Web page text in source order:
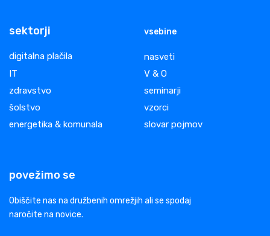
sektorji
digitalna plačila
IT
zdravstvo
šolstvo
energetika & komunala
vsebine
nasveti
V & O
seminarji
vzorci
slovar pojmov
povežimo se
Obiščite nas na družbenih omrežjih ali se spodaj
naročite na novice.